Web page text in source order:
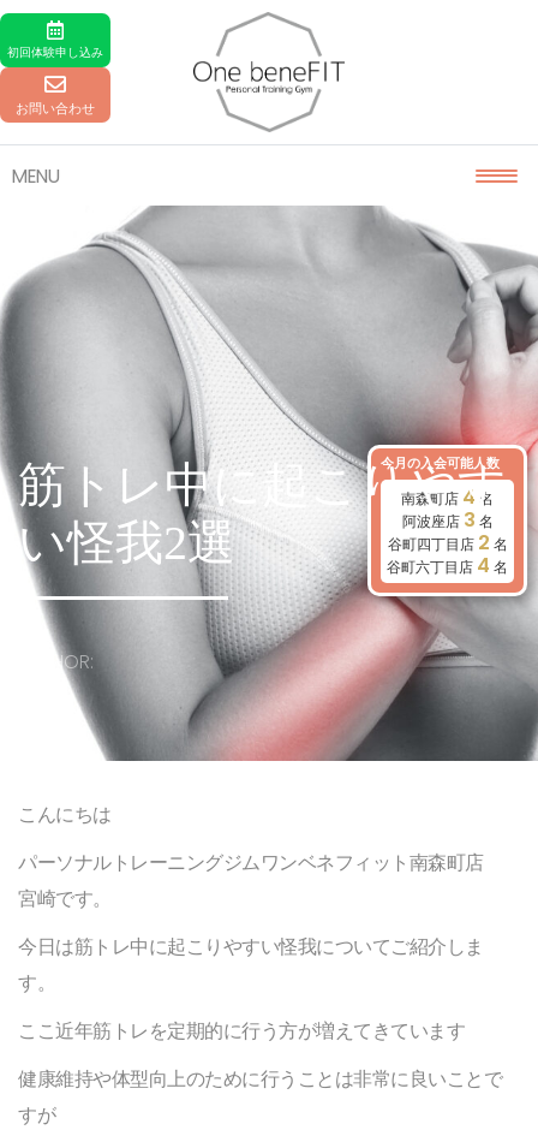
Skip to content
初回体験申し込み
お問い合わせ
MENU
今月の入会可能人数
南森町店 4 名
阿波座店 3 名
谷町四丁目店 2 名
谷町六丁目店 4 名
筋トレ中に起こりやす
い怪我2選
AUTHOR:
こんにちは
パーソナルトレーニングジムワンベネフィット南森町店
宮崎です。
今日は筋トレ中に起こりやすい怪我についてご紹介しま
す。
ここ近年筋トレを定期的に行う方が増えてきています
健康維持や体型向上のために行うことは非常に良いことで
すが